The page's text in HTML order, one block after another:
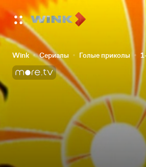
Wink Сериалы Голые приколы